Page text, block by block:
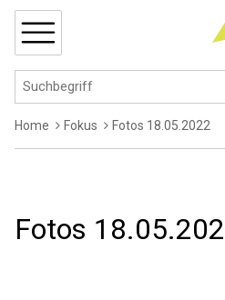
Navigieren in
Schnellnavigation
Hauptnavigation
Suchbegriff
Breadcrumb
Home Fokus Fotos 18.05.2022
Fotos